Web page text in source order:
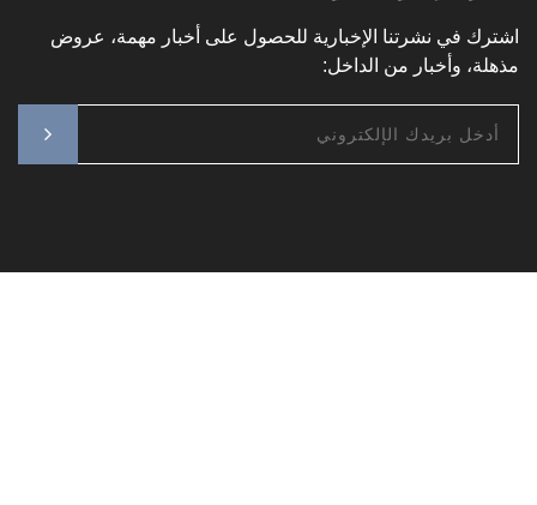
في نشرتنا الإخبارية للحصول على أخبار مهمة، عروض
وأخبار من الداخل: